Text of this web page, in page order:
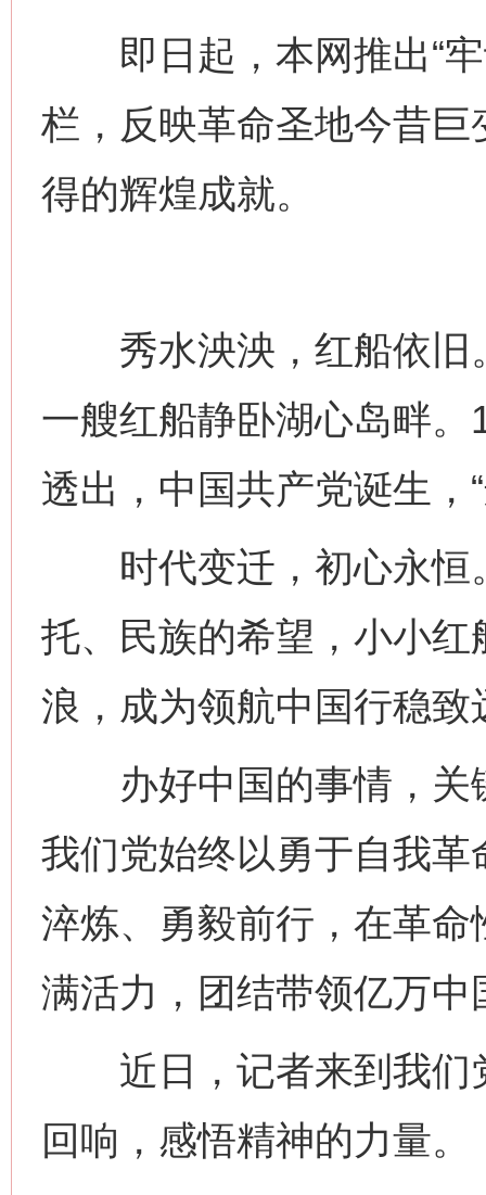
即日起，本网推出“牢
栏，反映革命圣地今昔
得的辉煌成就。
秀水泱泱，红船依旧
一艘红船静卧湖心岛畔
透出，中国共产党诞生，
时代变迁，初心永恒
托、民族的希望，小小
浪，成为领航中国行稳致
办好中国的事情，关
我们党始终以勇于自我
淬炼、勇毅前行，在革
满活力，团结带领亿万
近日，记者来到我们
回响，感悟精神的力量。